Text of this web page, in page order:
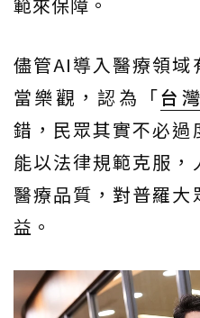
範來保障。
儘管AI導入醫療領域
當樂觀，認為「台灣
錯，民眾其實不必過
能以法律規範克服
醫療品質，對普羅大
益。